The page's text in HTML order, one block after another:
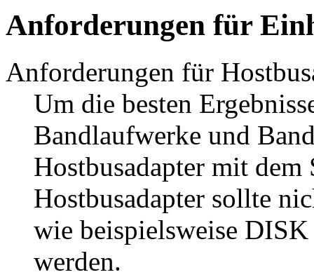
Anforderungen für
Anforderungen für
Um die besten
Bandlaufwerke und
Hostbusadapter mit
Hostbusadapter sollte
wie beispielsweise
werden.